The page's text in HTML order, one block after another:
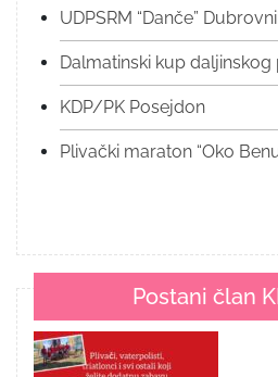
UDPSRM “Danče”
Dalmatinski kup daljinskog
KDP/PK Posejdon
Plivački maraton “Oko
Postani član